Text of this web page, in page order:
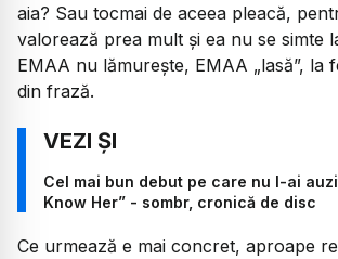
aia? Sau tocmai de aceea pleacă,
valorează prea mult și ea nu se simte
EMAA nu lămurește, EMAA „lasă”, la
din frază.
Cel mai bun debut pe care nu l-ai
Know Her” - sombr, cronică de disc
Ce urmează e mai concret, aproape